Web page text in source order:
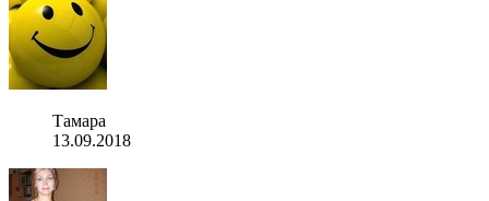
Тамара
13.09.2018